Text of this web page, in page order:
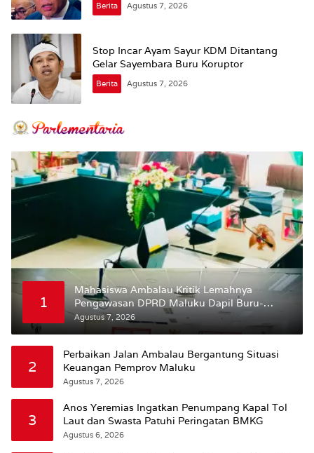
Berita Agustus 7, 2026
Stop Incar Ayam Sayur KDM Ditantang
Gelar Sayembara Buru Koruptor
Berita Agustus 7, 2026
1
Mahasiswa Ambalau Kritik Lemahnya
Pengawasan DPRD Maluku Dapil Buru-
Bursel Terhadap Proses Perubahan Status
Agustus 7, 2026
2
Perbaikan Jalan Ambalau Bergantung Situasi
Keuangan Pemprov Maluku
Agustus 7, 2026
3
Anos Yeremias Ingatkan Penumpang Kapal Tol
Laut dan Swasta Patuhi Peringatan BMKG
Agustus 6, 2026